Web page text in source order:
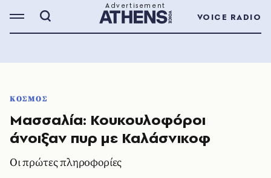
VOICE RADIO
ΚΟΣΜΟΣ
Μασσαλία: Κουκουλοφόροι
άνοιξαν πυρ με Καλάσνικοφ
Οι πρώτες πληρoφορίες